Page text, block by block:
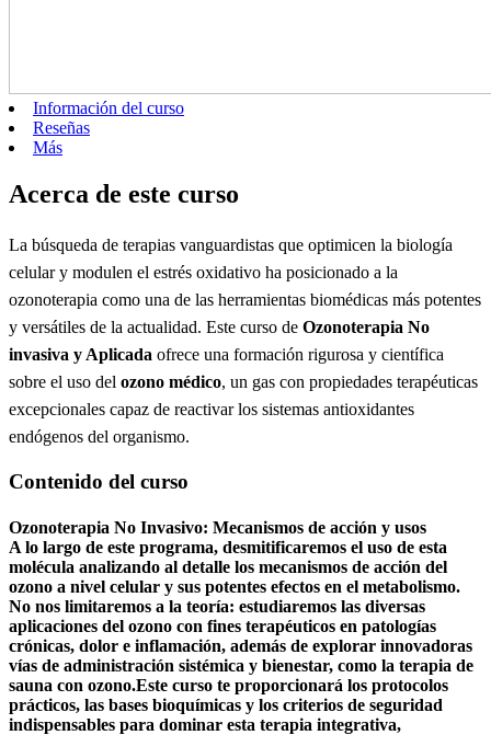
Información del curso
Reseñas
Más
Acerca de este curso
La búsqueda de terapias vanguardistas que optimicen la biología
celular y modulen el estrés oxidativo ha posicionado a la
ozonoterapia como una de las herramientas biomédicas más potentes
y versátiles de la actualidad. Este curso de Ozonoterapia No
invasiva y Aplicada ofrece una formación rigurosa y científica
sobre el uso del ozono médico, un gas con propiedades terapéuticas
excepcionales capaz de reactivar los sistemas antioxidantes
endógenos del organismo.
Contenido del curso
Ozonoterapia No Invasivo: Mecanismos de acción y usos
A lo largo de este programa, desmitificaremos el uso de esta
molécula analizando al detalle los mecanismos de acción del
ozono a nivel celular y sus potentes efectos en el metabolismo.
No nos limitaremos a la teoría: estudiaremos las diversas
aplicaciones del ozono con fines terapéuticos en patologías
crónicas, dolor e inflamación, además de explorar innovadoras
vías de administración sistémica y bienestar, como la terapia de
sauna con ozono.Este curso te proporcionará los protocolos
prácticos, las bases bioquímicas y los criterios de seguridad
indispensables para dominar esta terapia integrativa,